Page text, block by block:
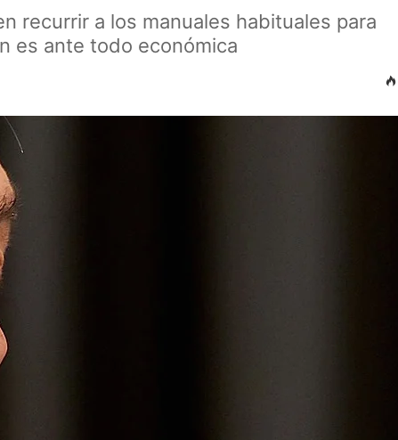
recurrir a los manuales habituales para
es ante todo económica